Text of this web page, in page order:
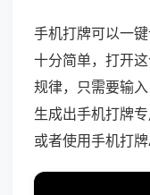
手机打牌可以一
十分简单，打开
规律，只需要输
生成出手机打牌
或者使用手机打